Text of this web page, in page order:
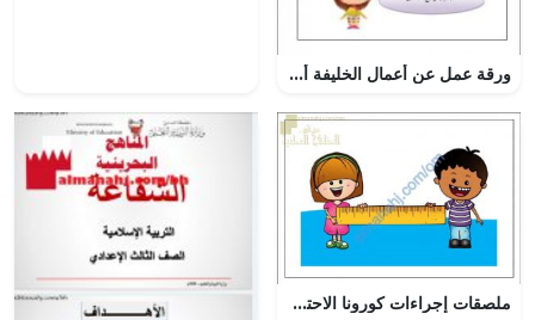
ورقة عمل عن أعمال الخليفة أبو بكر الصديق (اجتماعيات) الرابع
ملصقات إجراءات كورونا الاحترازية (الصحة) – ملفات مدرسية